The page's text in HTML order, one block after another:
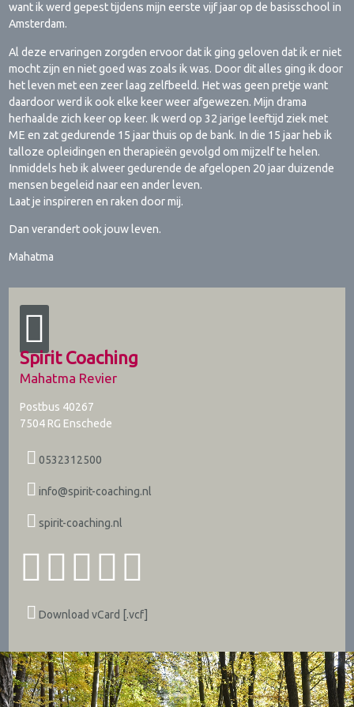
want ik werd gepest tijdens mijn eerste vijf jaar op de basisschool in
Amsterdam.
Al deze ervaringen zorgden ervoor dat ik ging geloven dat ik er niet
mocht zijn en niet goed was zoals ik was. Door dit alles ging ik door
het leven met een zeer laag zelfbeeld. Het was geen pretje want
daardoor werd ik ook elke keer weer afgewezen. Mijn drama
herhaalde zich keer op keer. Ik werd op 32 jarige leeftijd ziek met
ME en zat gedurende 15 jaar thuis op de bank. In die 15 jaar heb ik
talloze opleidingen en therapieën gevolgd om mijzelf te helen.
Inmiddels heb ik alweer gedurende de afgelopen 20 jaar duizende
mensen begeleid naar een ander leven.
Laat je inspireren en raken door mij.
Dan verandert ook jouw leven.
Mahatma
Spirit Coaching
Mahatma Revier
Postbus 40267
7504 RG Enschede
0532312500
info@spirit-coaching.nl
spirit-coaching.nl
Download vCard [.vcf]